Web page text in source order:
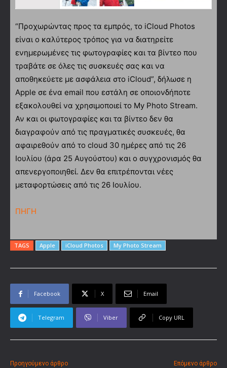
“Προχωρώντας προς τα εμπρός, το iCloud Photos
είναι ο καλύτερος τρόπος για να διατηρείτε
ενημερωμένες τις φωτογραφίες και τα βίντεο που
τραβάτε σε όλες τις συσκευές σας και να
αποθηκεύετε με ασφάλεια στο iCloud”, δήλωσε η
Apple σε ένα email που εστάλη σε οποιονδήποτε
εξακολουθεί να χρησιμοποιεί το My Photo Stream.
Αν και οι φωτογραφίες και τα βίντεο δεν θα
διαγραφούν από τις πραγματικές συσκευές, θα
αφαιρεθούν από το cloud 30 ημέρες από τις 26
Ιουλίου (άρα 25 Αυγούστου) και ο συγχρονισμός θα
απενεργοποιηθεί. Δεν θα επιτρέπονται νέες
μεταφορτώσεις από τις 26 Ιουλίου.
ΠΗΓΗ
TAGS Apple iCloud Photos My Photo Stream
Facebook X Email
Telegram Viber Copy URL
Προηγούμενο άρθρο Επόμενο άρθρο